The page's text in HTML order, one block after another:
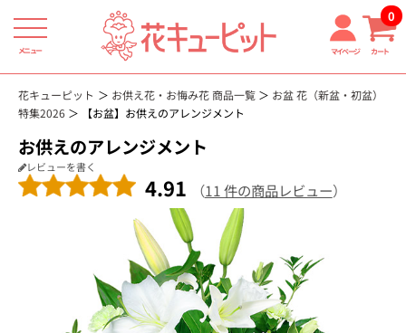
メニュー マイページ カート
0
花キューピット お供え花・お悔み花 商品一覧
お盆 花（新盆・初盆）
特集2026
【お盆】お供えのアレンジメント
お供えのアレンジメント
レビューを書く
4.91 （11 件の商品レビュー）